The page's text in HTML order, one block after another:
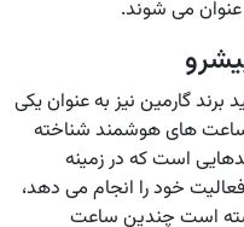
می شوند.
برند گارمین نیز به عنوان یکی
ساعت های هوشمند شناخته
است که در زمینه
خود را انجام می دهد،
است چندین ساعت